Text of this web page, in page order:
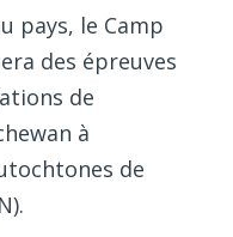
pays, le Camp
des épreuves
de
à
de